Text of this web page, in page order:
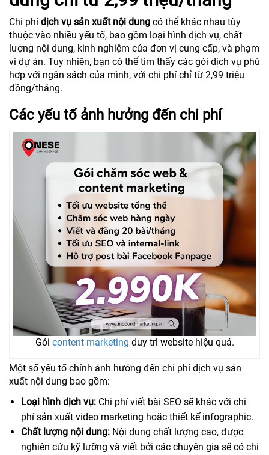
Chi phí dịch vụ sản xuất nội dung có thể khác nhau tùy
thuộc vào nhiều yếu tố, bao gồm loại hình dịch vụ, chất
lượng nội dung, kinh nghiệm của đơn vị cung cấp, và phạm
vi dự án. Tuy nhiên, bạn có thể tìm thấy các gói dịch vụ phù
hợp với ngân sách của mình, với chi phí chỉ từ 2,99 triệu
đồng/tháng.
Các yếu tố ảnh hưởng đến chi phí
Gói content marketing duy trì website hiệu quả.
Một số yếu tố chính ảnh hưởng đến chi phí dịch vụ sản
xuất nội dung bao gồm:
Loại hình dịch vụ: Chi phí viết bài SEO sẽ khác với chi
phí sản xuất video marketing hoặc thiết kế infographic.
Chất lượng nội dung: Nội dung chất lượng cao, được
nghiên cứu kỹ lưỡng và viết bởi các chuyên gia sẽ có chi